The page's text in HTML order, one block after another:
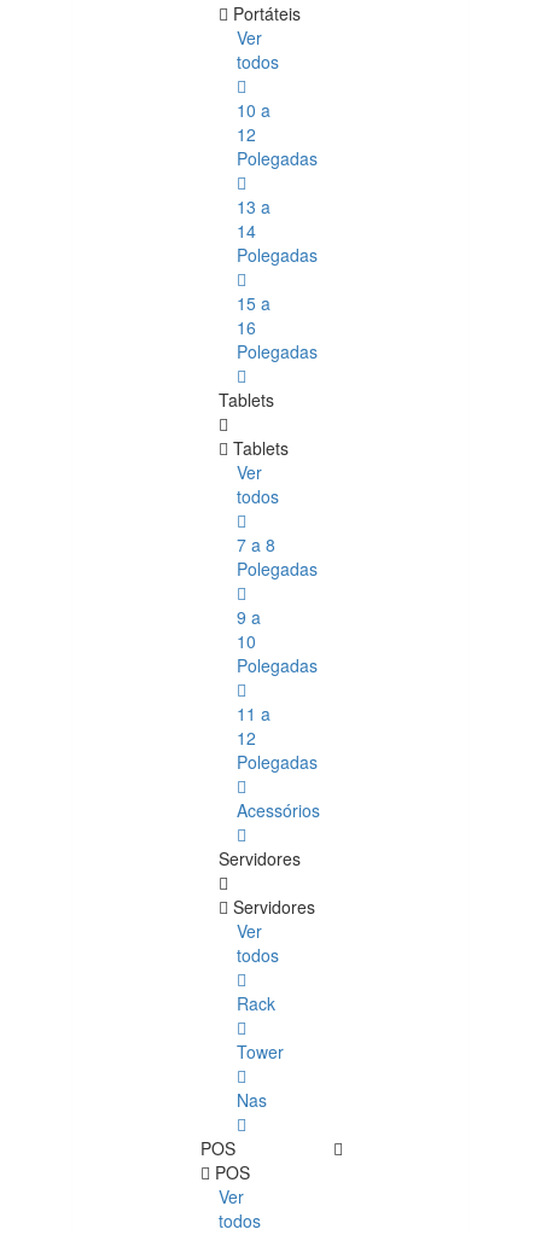
Portáteis
Ver
todos
10 a
12
Polegadas
13 a
14
Polegadas
15 a
16
Polegadas
Tablets
Tablets
Ver
todos
7 a 8
Polegadas
9 a
10
Polegadas
11 a
12
Polegadas
Acessórios
Servidores
Servidores
Ver
todos
Rack
Tower
Nas
POS
POS
Ver
todos